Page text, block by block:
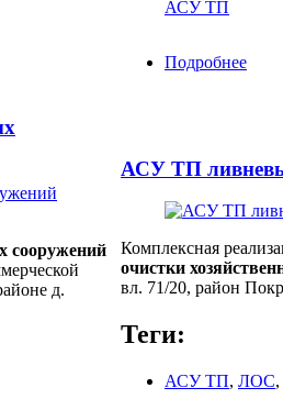
АСУ ТП
Подробнее
сооружений
д.
АСУ ТП
Комплексная
очистки
вл. 71/20, район
Теги:
АСУ ТП, ЛОС,